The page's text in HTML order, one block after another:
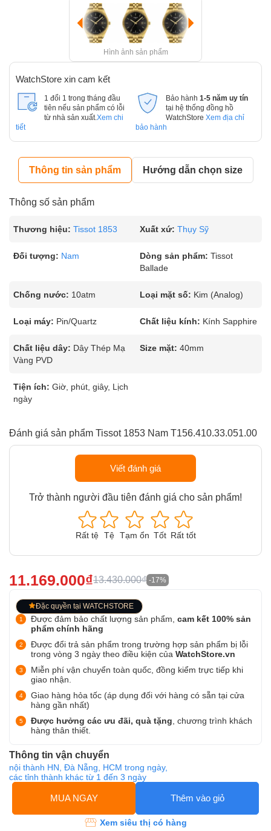
Hình ảnh sản phẩm
WatchStore xin cam kết
1 đổi 1 trong tháng đầu
tiên nếu sản phẩm có lỗi
từ nhà sản xuất. Xem chi
tiết
Bảo hành 1-5 năm uy tín
tại hệ thống đồng hồ
WatchStore Xem địa chỉ
bảo hành
Thông tin sản phẩm Hướng dẫn chọn size
Thông số sản phẩm
Thương hiệu: Tissot 1853 Xuất xứ: Thụy Sỹ
Đối tượng: Nam Dòng sản phẩm: Tissot
Ballade
Chống nước: 10atm Loại mặt số: Kim (Analog)
Loại máy: Pin/Quartz Chất liệu kính: Kính Sapphire
Chất liệu dây: Dây Thép Mạ
Vàng PVD
Size mặt: 40mm
Tiện ích: Giờ, phút, giây, Lịch
ngày
Đánh giá sản phẩm Tissot 1853 Nam T156.410.33.051.00
Viết đánh giá
Trở thành người đầu tiên đánh giá cho sản phẩm!
Rất tệ Tệ Tạm ổn Tốt Rất tốt
11.169.000₫13.430.000₫ -17%
Đặc quyền tại WATCHSTORE
Được đảm bảo chất lượng sản phẩm, cam kết 100% sản
phẩm chính hãng
Được đổi trả sản phẩm trong trường hợp sản phẩm bị lỗi
trong vòng 3 ngày theo điều kiện của WatchStore.vn
Miễn phí vận chuyển toàn quốc, đồng kiểm trực tiếp khi
giao nhận.
Giao hàng hỏa tốc (áp dụng đối với hàng có sẵn tại cửa
hàng gần nhất)
Được hưởng các ưu đãi, quà tặng , chương trình khách
hàng thân thiết.
Thông tin vận chuyển
nội thành HN, Đà Nẵng, HCM trong ngày,
các tỉnh thành khác từ 1 đến 3 ngày
MUA NGAY Thêm vào giỏ
Xem siêu thị có hàng